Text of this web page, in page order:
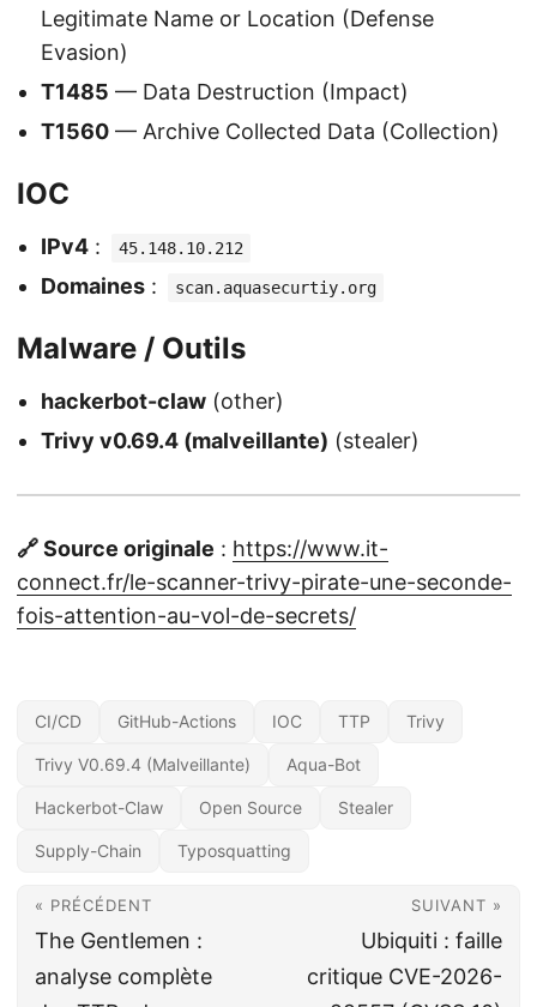
Legitimate Name or Location (Defense
Evasion)
T1485 — Data Destruction (Impact)
T1560 — Archive Collected Data (Collection)
IOC
IPv4 : 45.148.10.212
Domaines : scan.aquasecurtiy.org
Malware / Outils
hackerbot-claw (other)
Trivy v0.69.4 (malveillante) (stealer)
🔗 Source originale : https://www.it-
connect.fr/le-scanner-trivy-pirate-une-seconde-
fois-attention-au-vol-de-secrets/
CI/CD GitHub-Actions IOC TTP Trivy
Trivy V0.69.4 (Malveillante) Aqua-Bot
Hackerbot-Claw Open Source Stealer
Supply-Chain Typosquatting
« PRÉCÉDENT
The Gentlemen :
analyse complète
SUIVANT »
Ubiquiti : faille
critique CVE-2026-